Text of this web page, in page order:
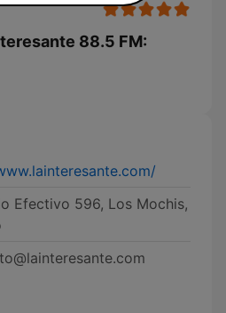
88.5 FM:
Efectivo 596, Los Mochis,